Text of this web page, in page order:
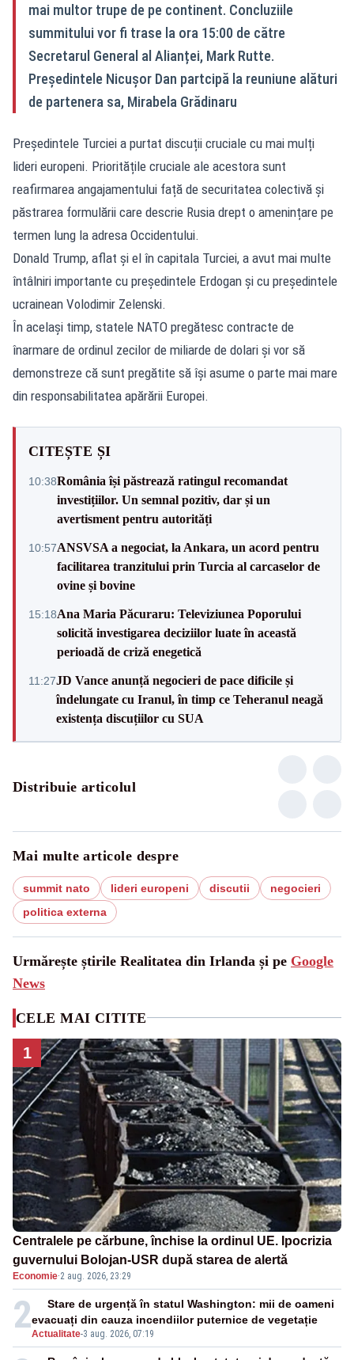
mai multor trupe de pe continent. Concluziile
summitului vor fi trase la ora 15:00 de către
Secretarul General al Alianței, Mark Rutte.
Președintele Nicușor Dan partcipă la reuniune alături
de partenera sa, Mirabela Grădinaru
Președintele Turciei a purtat discuții cruciale cu mai mulți
lideri europeni. Prioritățile cruciale ale acestora sunt
reafirmarea angajamentului față de securitatea colectivă și
păstrarea formulării care descrie Rusia drept o amenințare pe
termen lung la adresa Occidentului.
Donald Trump, aflat și el în capitala Turciei, a avut mai multe
întâlniri importante cu președintele Erdogan și cu președintele
ucrainean Volodimir Zelenski.
În același timp, statele NATO pregătesc contracte de
înarmare de ordinul zecilor de miliarde de dolari și vor să
demonstreze că sunt pregătite să își asume o parte mai mare
din responsabilitatea apărării Europei.
CITEȘTE ȘI
10:38România își păstrează ratingul recomandat
investițiilor. Un semnal pozitiv, dar și un
avertisment pentru autorități
10:57ANSVSA a negociat, la Ankara, un acord pentru
facilitarea tranzitului prin Turcia al carcaselor de
ovine și bovine
15:18Ana Maria Păcuraru: Televiziunea Poporului
solicită investigarea deciziilor luate în această
perioadă de criză enegetică
11:27JD Vance anunță negocieri de pace dificile și
îndelungate cu Iranul, în timp ce Teheranul neagă
existența discuțiilor cu SUA
Distribuie articolul
Mai multe articole despre
summit nato lideri europeni discutii
negocieri
politica externa
Urmărește știrile Realitatea din Irlanda și pe Google
News
CELE MAI CITITE
1
Centralele pe cărbune, închise la ordinul UE. Ipocrizia
guvernului Bolojan-USR după starea de alertă
Economie·2 aug. 2026, 23:29
2Actualitate-3 aug. 2026, 07:19
Stare de urgență în statul Washington: mii de oameni
evacuați din cauza incendiilor puternice de vegetație